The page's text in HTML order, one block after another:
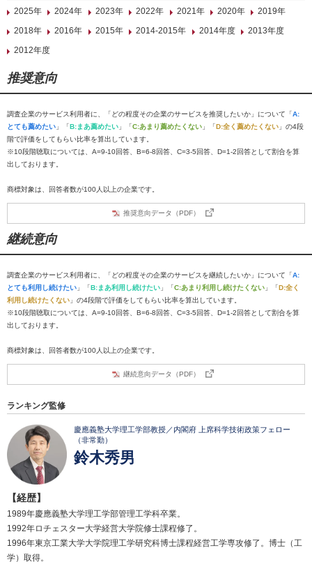
2025年
2024年 2023年 2022年 2021年 2020年
2019年
2018年
2016年 2015年 2014-2015年 2014年度
2013年度
2012年度
推奨意向
調査企業のサービス利用者に、「どの程度その企業のサービスを推奨したいか」について「A:
とても薦めたい 」「B:まあ薦めたい 」「C:あまり薦めたくない 」「D:全く薦めたくない 」の4段
階で評価をしてもらい比率を算出しています。
※10段階聴取については、A=9-10回答、B=6-8回答、C=3-5回答、D=1-2回答として割合を算
出しております。
商標対象は、回答者数が100人以上の企業です。
推奨意向データ（PDF）
継続意向
調査企業のサービス利用者に、「どの程度その企業のサービスを継続したいか」について「A:
とても利用し続けたい 」「B:まあ利用し続けたい 」「C:あまり利用し続けたくない 」「D:全く
利用し続けたくない 」の4段階で評価をしてもらい比率を算出しています。
※10段階聴取については、A=9-10回答、B=6-8回答、C=3-5回答、D=1-2回答として割合を算
出しております。
商標対象は、回答者数が100人以上の企業です。
継続意向データ（PDF）
ランキング監修
慶應義塾大学理工学部教授／内閣府 上席科学技術政策フェロー
（非常勤）
鈴木秀男
【経歴】
1989年慶應義塾大学理工学部管理工学科卒業。
1992年ロチェスター大学経営大学院修士課程修了。
1996年東京工業大学大学院理工学研究科博士課程経営工学専攻修了。博士（工
学）取得。